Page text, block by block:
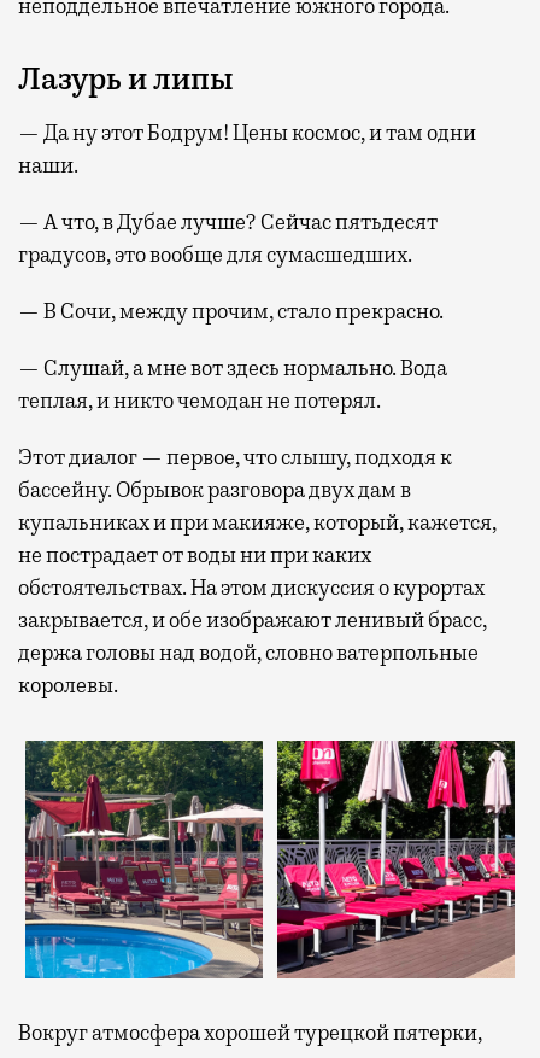
неподдельное впечатление южного города.
Лазурь и липы
— Да ну этот Бодрум! Цены космос, и там одни
наши.
— А что, в Дубае лучше? Сейчас пятьдесят
градусов, это вообще для сумасшедших.
— В Сочи, между прочим, стало прекрасно.
— Слушай, а мне вот здесь нормально. Вода
теплая, и никто чемодан не потерял.
Этот диалог — первое, что слышу, подходя к
бассейну. Обрывок разговора двух дам в
купальниках и при макияже, который, кажется,
не пострадает от воды ни при каких
обстоятельствах. На этом дискуссия о курортах
закрывается, и обе изображают ленивый брасс,
держа головы над водой, словно ватерпольные
королевы.
Вокруг атмосфера хорошей турецкой пятерки,